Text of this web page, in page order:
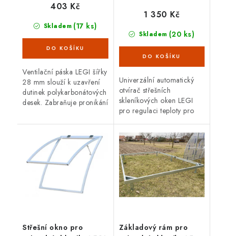
Skladem (17 ks)
403 Kč
Ventilační páska LEGI šířky
28 mm slouží k uzavření
dutinek polykarbonátových
desek. Zabraňuje pronikání
řasám. Zdvojnásobuje
životnost komůrkového...
Skladem (20 ks)
1 350 Kč
Univerzální automatický
otvírač střešních
skleníkových oken LEGI
pro regulaci teploty pro
je kompatibilní pro většinu
zahradních
polykarbonátových...
Střešní okno pro
Základový rám pro